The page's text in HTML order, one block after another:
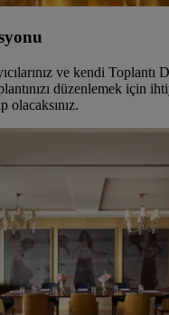
ve kendi Toplantı
düzenlemek için
olacaksınız.